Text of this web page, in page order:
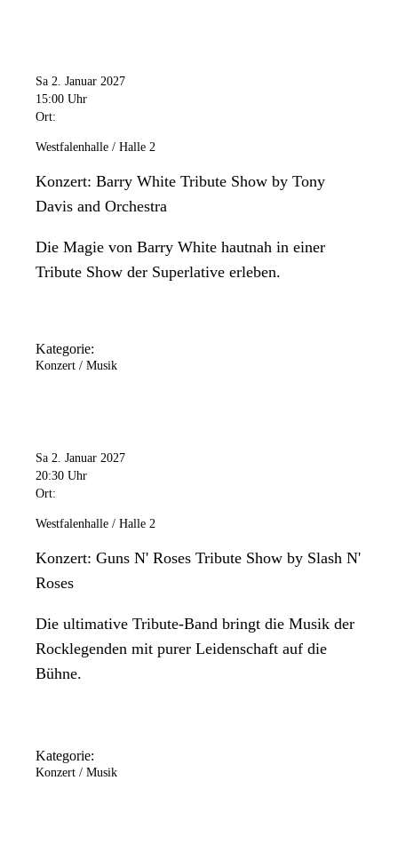
Sa 2. Januar 2027
15:00 Uhr
Ort:
Westfalenhalle / Halle 2
Konzert: Barry White Tribute Show by Tony
Davis and Orchestra
Die Magie von Barry White hautnah in einer
Tribute Show der Superlative erleben.
Kategorie:
Konzert / Musik
Sa 2. Januar 2027
20:30 Uhr
Ort:
Westfalenhalle / Halle 2
Konzert: Guns N' Roses Tribute Show by Slash N'
Roses
Die ultimative Tribute-Band bringt die Musik der
Rocklegenden mit purer Leidenschaft auf die
Bühne.
Kategorie:
Konzert / Musik